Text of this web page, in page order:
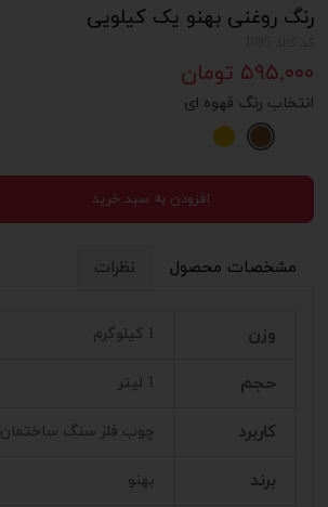
رنگ روغنی بهنو یک کیلویی
۵۹۵,۰۰۰ تومان
انتخاب رنگ قهوه ای
افزودن به سبد خرید
مشخصات محصول نظرات
وزن 1 کیلوگرم
حجم 1 لیتر
کاربرد چوب فلز سنگ ساختمان
برند بهنو